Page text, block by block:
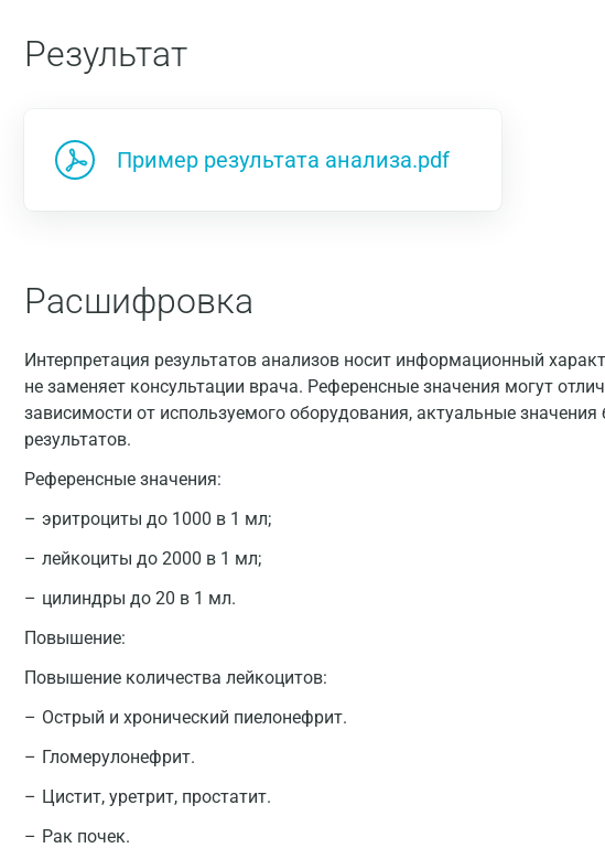
Результат
Пример результата анализа.pdf
Расшифровка
Интерпретация результатов анализов носит информационный
не заменяет консультации врача. Референсные значения могут
зависимости от используемого оборудования, актуальные
результатов.
Референсные значения:
эритроциты до 1000 в 1 мл;
лейкоциты до 2000 в 1 мл;
цилиндры до 20 в 1 мл.
Повышение:
Повышение количества лейкоцитов:
Острый и хронический пиелонефрит.
Гломерулонефрит.
Цистит, уретрит, простатит.
Рак почек.